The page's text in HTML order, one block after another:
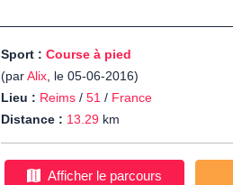
Sport : Course à pied
(parAlix, le 05-06-2016)
Lieu : Reims / 51 / France
Distance : 13.29 km
Afficher le parcours